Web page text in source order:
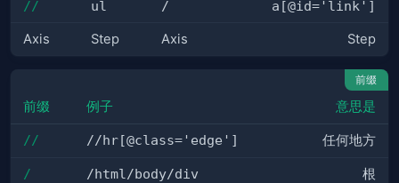
// ul / a[@id='link']
Axis Step Axis Step
前缀
前缀 例子 意思是
// //hr[@class='edge'] 任何地方
/ /html/body/div 根